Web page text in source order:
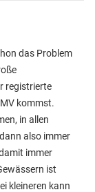
das Problem
registrierte
kommst.
in allen
also immer
immer
ist
kleineren kann